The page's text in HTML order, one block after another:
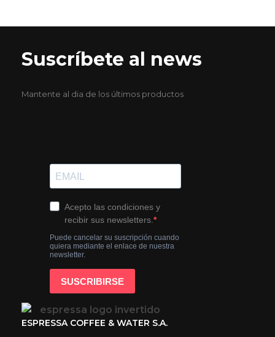
Suscríbete al news
Mantente al dia de los últimos productos
ESPRESSA COFFEE & WATER S.A.